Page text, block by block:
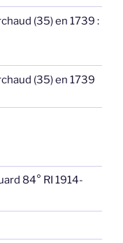
(35) en 1739 :
(35) en 1739
84° RI 1914-